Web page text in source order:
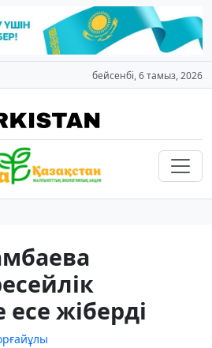
бейсенбі, 6 тамыз, 2026
жіберді